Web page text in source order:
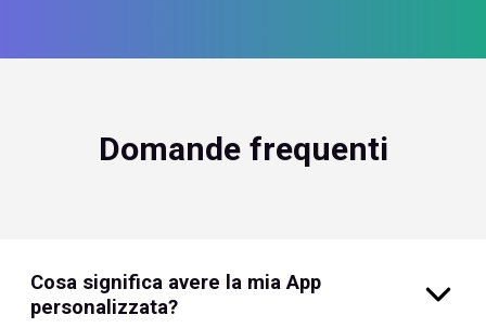
Domande frequenti
Cosa significa avere la mia App
personalizzata?